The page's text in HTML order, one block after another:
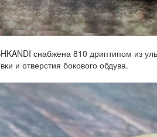
снабжена 810 дриптипом из
и отверстия бокового обдува.